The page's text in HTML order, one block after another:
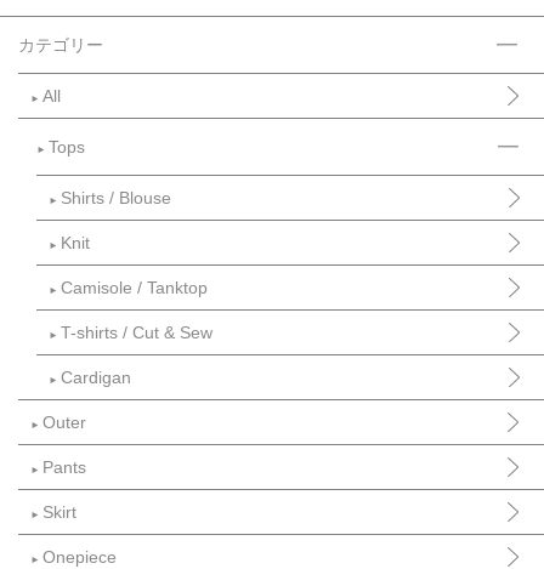
カテゴリー
► All
► Tops
► Shirts / Blouse
► Knit
► Camisole / Tanktop
► T-shirts / Cut & Sew
► Cardigan
► Outer
► Pants
► Skirt
► Onepiece